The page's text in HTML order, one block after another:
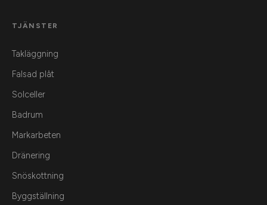
TJÄNSTER
Takläggning
Falsad plåt
Solceller
Badrum
Markarbeten
Dränering
Snöskottning
Byggställning